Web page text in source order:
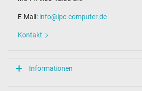
E-Mail: info@ipc-computer.de
Kontakt
Informationen